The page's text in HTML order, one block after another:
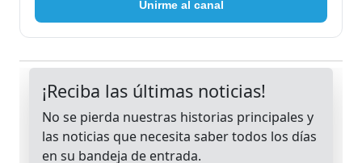
Unirme al canal